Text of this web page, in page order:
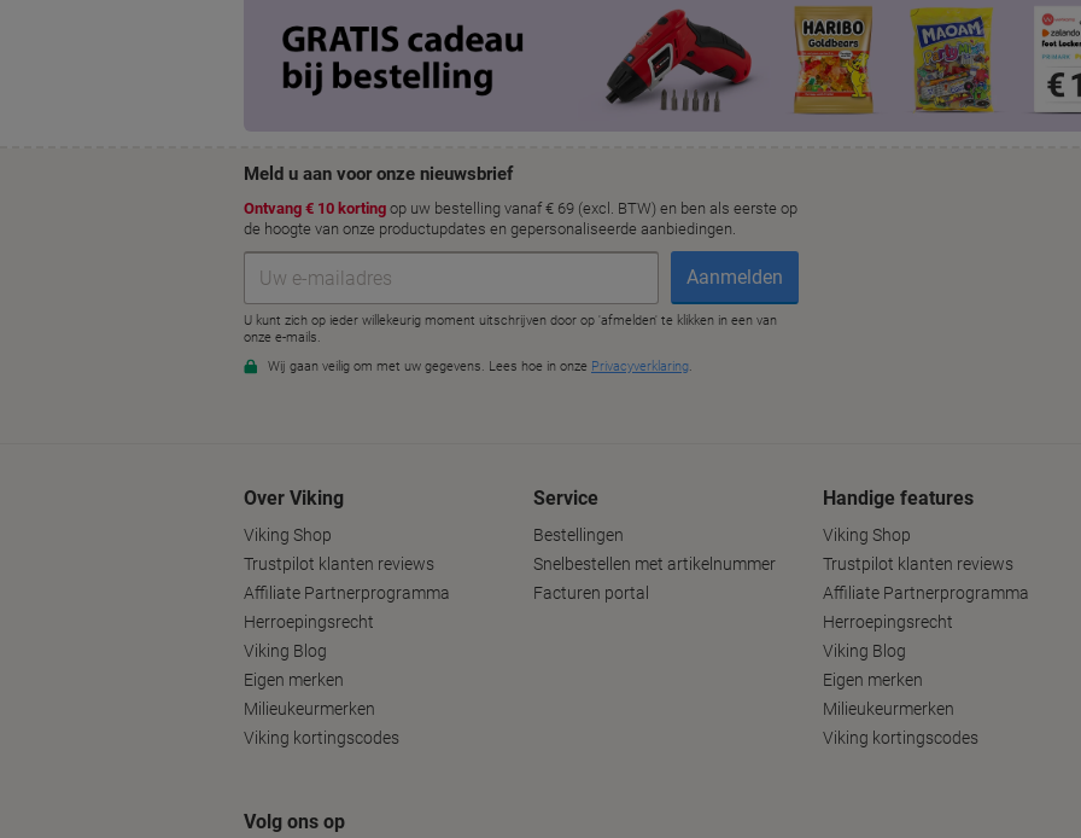
Over Viking
Viking Shop
Trustpilot klanten reviews
Affiliate Partnerprogramma
Herroepingsrecht
Viking Blog
Eigen merken
Milieukeurmerken
Viking kortingscodes
Service
Bestellingen
Snelbestellen met artikelnummer
Facturen portal
Handige features
Viking Shop
Trustpilot klanten reviews
Affiliate Partnerprogramma
Herroepingsrecht
Viking Blog
Eigen merken
Milieukeurmerken
Viking kortingscodes
Volg ons op